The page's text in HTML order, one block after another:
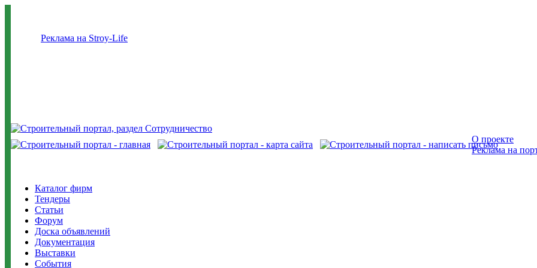
Реклама на Stroy-Life
О проекте
Реклама на
Каталог фирм
Тендеры
Статьи
Форум
Доска объявлений
Документация
Выставки
События